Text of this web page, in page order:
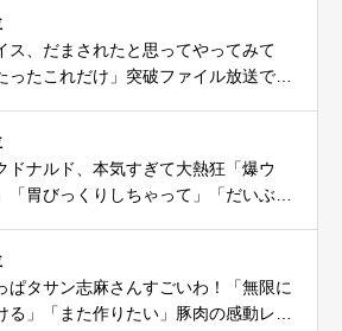
ス、だまされたと思ってやってみて
ったこれだけ」突破ファイル放送で大
ドナルド、本気すぎて大熱狂「爆ウ
「胃びっくりしちゃって」「だいぶ攻
ぱタサン志麻さんすごいわ！「無限に
る」「また作りたい」豚肉の感動レシ